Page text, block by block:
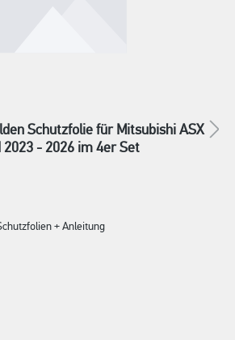
Schutzfolie für Mitsubishi ASX
2023 - 2026 im 4er Set
+ Anleitung